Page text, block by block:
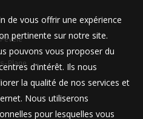
Plage
de vous offrir une expérience
pertinente sur notre site.
pouvons vous proposer du
d'intérêt. Ils nous
la qualité de nos services et
Nous utiliserons
pour lesquelles vous